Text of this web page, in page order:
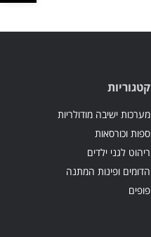
קטגוריות
מערכות ישיבה מודולריות
ספות וכורסאות
ריהוט לגני ילדים
הדומים ופינות המתנה
פופים